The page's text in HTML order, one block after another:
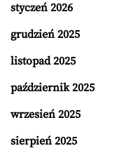
styczeń 2026
grudzień 2025
listopad 2025
październik 2025
wrzesień 2025
sierpień 2025